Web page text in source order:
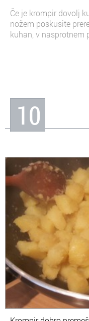
Če je krompir dovolj
nožem poskusite
kuhan, v nasprotnem
10